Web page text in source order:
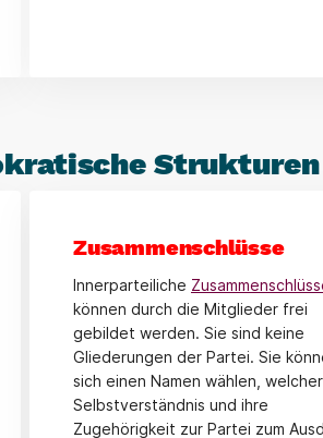
Zusammenschlüsse
Innerparteiliche
können durch die Mitglieder frei
gebildet werden. Sie sind keine
Gliederungen der Partei. Sie
sich einen Namen wählen,
Selbstverständnis und ihre
Zugehörigkeit zur Partei zum